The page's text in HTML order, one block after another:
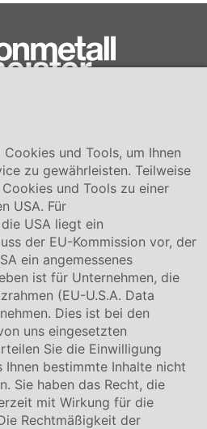
Meister GmbH
5141-180und Tools, um Ihnen
zu gewährleisten. Teilweise
und Tools zu einer
USA. Für
USA liegt ein
der EU-Kommission vor, der
ein angemessenes
ist für Unternehmen, die
(EU-U.S.A. Data
Dies ist bei den
uns eingesetzten
Sie die Einwilligung
Ihnen bestimmte Inhalte nicht
Sie haben das Recht, die
mit Wirkung für die
Rechtmäßigkeit der